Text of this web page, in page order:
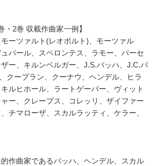
・2巻 収載作曲家一例】
ーツァルト(レオポルト)、モーツァル
パール、スペロンテス、ラモー、パーセ
ー、キルンベルガー、J.S.バッハ、J.C.バ
クープラン、クーナウ、ヘンデル、ヒラ
ルヒホール、ラートゲーバー、ヴィット
ー、クレープス、コレッリ、ザイファー
チマローザ、スカルラッティ、ケラー、
作曲家であるバッハ、ヘンデル、スカル